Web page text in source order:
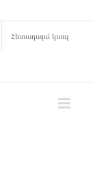
Հետադարձ կապ